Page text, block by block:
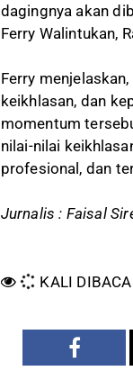
dagingnya akan
Ferry Walintukan,
Ferry
keikhlasan, dan
momentum
nilai-nilai
profesional, dan
Jurnalis : Faisal
KALI DIBACA